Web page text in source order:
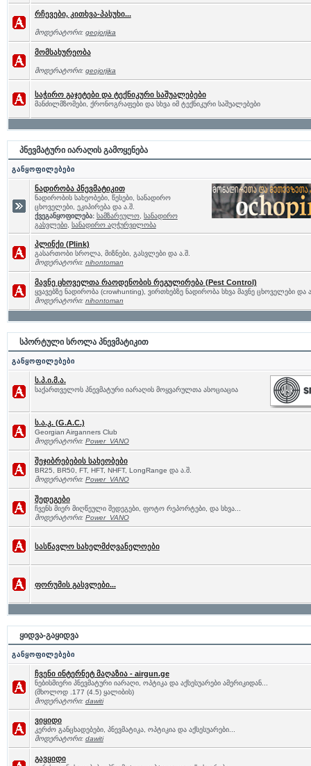
რჩევები, კითხვა-პასუხი...
მოდერატორი: geojorjika
მომსახურეობა
მოდერატორი: geojorjika
საჭირო გაჯეტები და ტექნიკური საშუალებები
მანძილმზომები, ქრონოგრაფები და სხვა იმ ტექნიკური საშუალებები
პნევმატური იარაღის გამოყენება
განყოფილებები
ნადირობა პნევმატიკით
ნადირობის სახეობები, წესები, სანადირო
ცხოველები, ეკიპირება და ა.შ.
ქვეგანყოფილება: სამზარეულო,
სანადირო
გასვლები, სანადირო აღჭურვილობა
პლინქი (Plink)
გასართობი სროლა, მიზნები, გასვლები და ა.შ.
მოდერატორი: nihontoman
მავნე ცხოველთა რაოდენობის რეგულირება (Pest Control)
ყვავებზე ნადირობა (crowhunting), ვირთხებზე ნადირობა სხვა მავნე ცხოველები და
მოდერატორი: nihontoman
სპორტული სროლა პნევმატიკით
განყოფილებები
ს.პ.ი.მ.ა.
საქართველოს პნევმატური იარაღის მოყვარულთა ასოციაცია
ს.ა.კ. (G.A.C.)
Georgian Airganners Club
მოდერატორი: Power_VANO
შეჯიბრებების სახეობები
BR25, BR50, FT, HFT, NHFT, LongRange და ა.შ.
მოდერატორი: Power_VANO
შედეგები
ჩვენს მიერ მიღწეული შედეგები, ფოტო რეპორტები, და სხვა...
მოდერატორი: Power_VANO
სასწავლო სახელმძღვანელოები
ფორუმის გასვლები...
ყიდვა-გაყიდვა
განყოფილებები
ჩვენი ინტერნეტ მაღაზია - airgun.ge
ნებისმიერი პნევმატური იარაღი, ოპტიკა და აქსესუარები ამერიკიდან...
(მხოლოდ .177 (4.5) ყალიბის)
მოდერატორი: dawiti
ვიყიდი
კერძო განცხადებები, პნევმატიკა, ოპტიკია და აქსესუარები...
მოდერატორი: dawiti
გავყიდი